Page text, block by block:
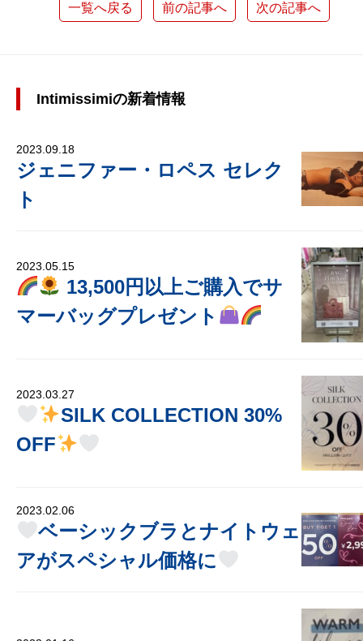
一覧へ戻る 前の記事へ 次の記事へ
Intimissimiの新着情報
2023.09.18
ジェニファー・ロペス セレク
ト
2023.05.15
13,500円以上ご購入でサ
マーバッグプレゼント
2023.03.27
SILK COLLECTION 30%
OFF
2023.02.06
ベーシックブラとナイトウェ
アがスペシャル価格に